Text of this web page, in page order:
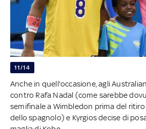
11/14
Anche in quell'occasione, agli
contro Rafa Nadal (come sarebbe
semifinale a Wimbledon prima del
dello spagnolo) e Kyrgios decise di